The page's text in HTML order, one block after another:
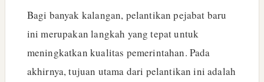
Bagi banyak kalangan, pelantikan pejabat baru
ini merupakan langkah yang tepat untuk
meningkatkan kualitas pemerintahan. Pada
akhirnya, tujuan utama dari pelantikan ini adalah